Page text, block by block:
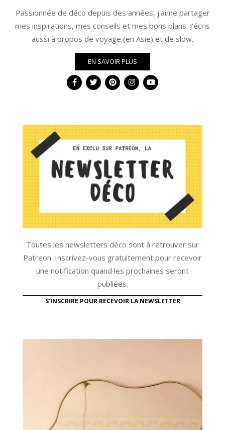
Passionnée de déco depuis des années, j'aime partager
mes inspirations, mes conseils et mes bons plans. J'écris
aussi à propos de voyage (en Asie) et de slow.
EN SAVOIR PLUS
Toutes les newsletters déco sont à retrouver sur
Patreon. Inscrivez-vous gratuitement pour recevoir
une notification quand les prochaines seront
publiées.
S'INSCRIRE POUR RECEVOIR LA NEWSLETTER